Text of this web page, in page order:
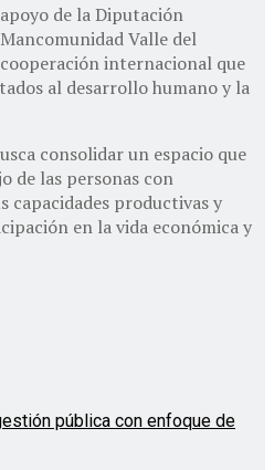
de la Diputación
Valle del
internacional que
al desarrollo humano y la
consolidar un espacio que
de las personas con
capacidades productivas y
en la vida económica y